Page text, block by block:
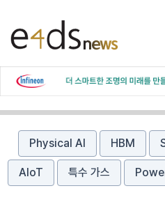
Physical AI HBM
AIoT 특수 가스